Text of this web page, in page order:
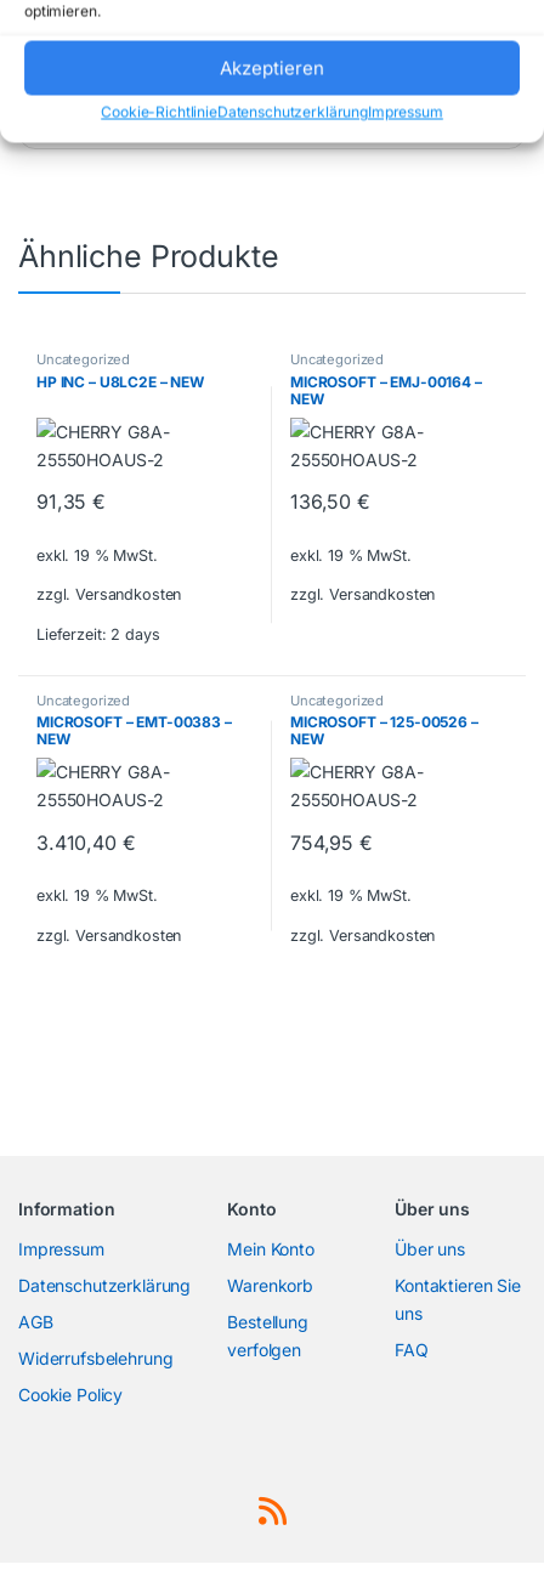
optimieren.
Akzeptieren
Cookie-RichtlinieDatenschutzerklärungImpressum
AR3355B2
Uncategorized
Marke:APC
Ähnliche Produkte
Uncategorized
HP INC – U8LC2E – NEW
91,35€
exkl. 19 % MwSt.
zzgl. Versandkosten
Lieferzeit: 2 days
Uncategorized
MICROSOFT – EMJ-00164 –
NEW
136,50€
exkl. 19 % MwSt.
zzgl. Versandkosten
Uncategorized
MICROSOFT – EMT-00383 –
NEW
3.410,40 €
exkl. 19 % MwSt.
zzgl. Versandkosten
Uncategorized
MICROSOFT – 125-00526 –
NEW
754,95€
exkl. 19 % MwSt.
zzgl. Versandkosten
Information
Impressum
Datenschutzerklärung
AGB
Widerrufsbelehrung
Cookie Policy
Konto
Mein Konto
Warenkorb
Bestellung
verfolgen
Über uns
Über uns
Kontaktieren Sie
uns
FAQ